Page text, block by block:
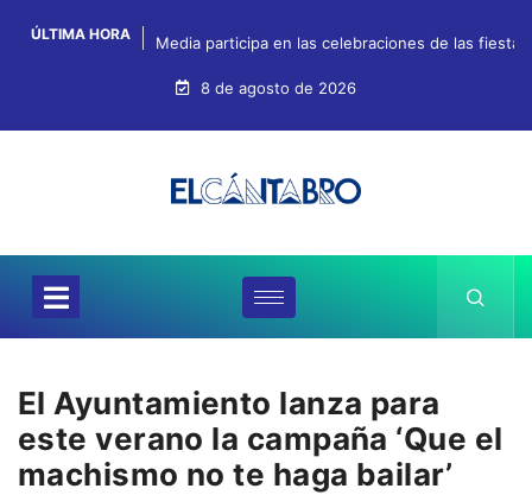
ÚLTIMA HORA Media participa en las celebraciones de las fiestas
8 de agosto de 2026
El Ayuntamiento lanza para
este verano la campaña ‘Que el
machismo no te haga bailar’